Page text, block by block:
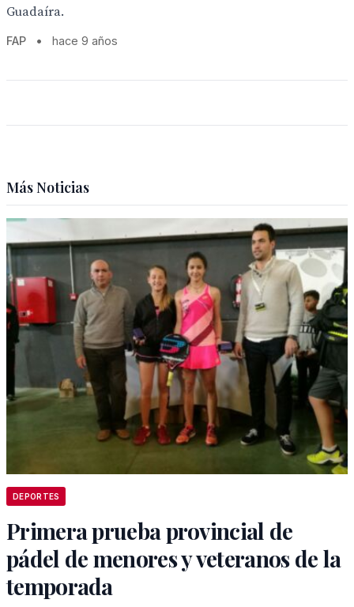
Guadaíra.
FAP • hace 9 años
Más Noticias
DEPORTES
Primera prueba provincial de
pádel de menores y veteranos de la
temporada